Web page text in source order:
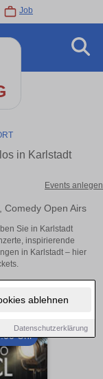
ablehnen
Datenschutzerklärung
Job
in Karlstadt
Events anlegen
Comedy Open Airs
Sie in Karlstadt
inspirierende
in Karlstadt – hier
Uhr